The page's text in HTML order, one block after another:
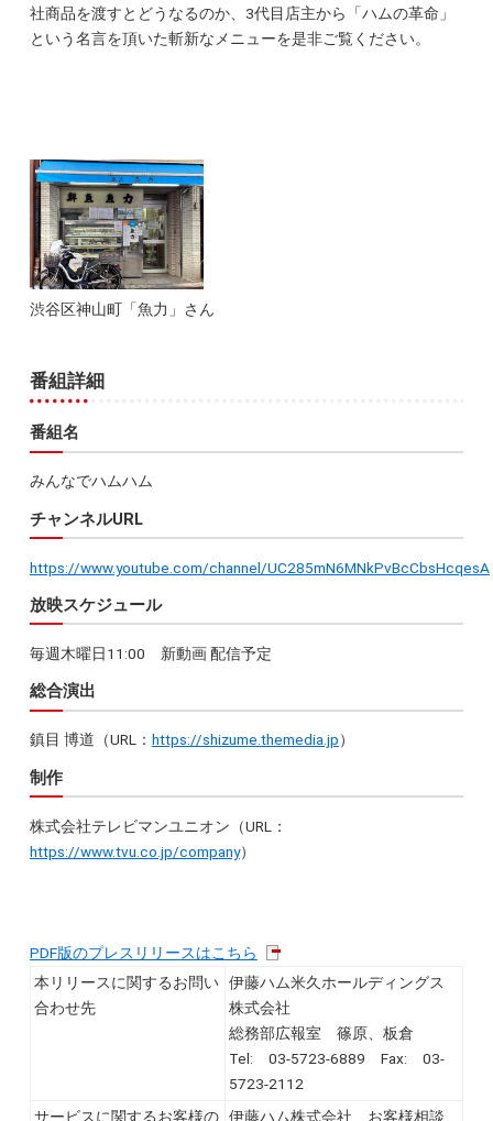
社商品を渡すとどうなるのか、3代目店主から「ハムの革命」
という名言を頂いた斬新なメニューを是非ご覧ください。
渋谷区神山町「魚力」さん
番組詳細
番組名
みんなでハムハム
チャンネルURL
https://www.youtube.com/channel/UC285mN6MNkPvBcCbsHcqesA
放映スケジュール
毎週木曜日11:00 新動画 配信予定
総合演出
鎮目 博道（URL： https://shizume.themedia.jp）
制作
株式会社テレビマンユニオン（URL：
https://www.tvu.co.jp/company）
PDF版のプレスリリースはこちら
本リリースに関するお問い
合わせ先
伊藤ハム米久ホールディングス
株式会社
総務部広報室 篠原、板倉
Tel: 03-5723-6889 Fax: 03-
5723-2112
サービスに関するお客様の 伊藤ハム株式会社 お客様相談